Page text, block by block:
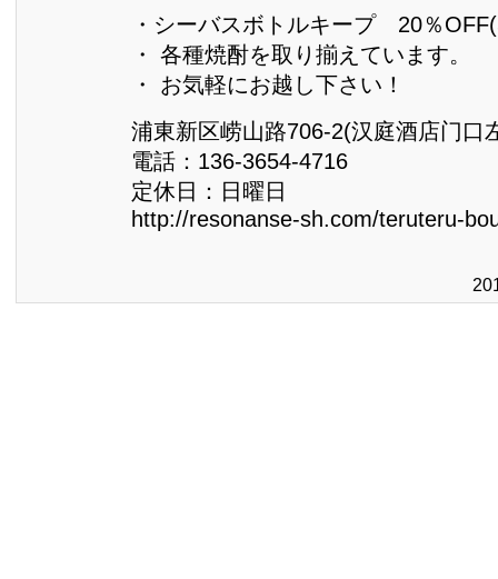
・シーバスボトルキープ 20％
・ 各種焼酎を取り揃えています。
・ お気軽にお越し下さい！
浦東新区崂山路706-2(汉庭酒店门口
電話：136-3654-4716
定休日：日曜日
http://resonanse-sh.com/teruteru-